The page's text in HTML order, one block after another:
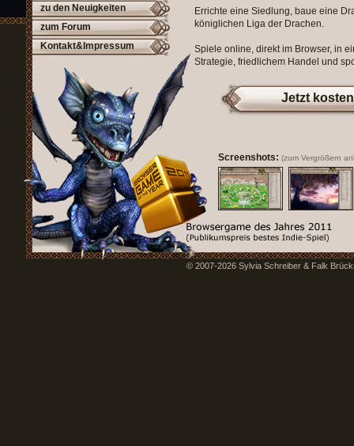
Errichte eine Siedlung, baue eine
königlichen Liga der Drachen.
Spiele online, direkt im Browser, in
Strategie, friedlichem Handel und
Screenshots: (zum Vergrößern
Jetzt
zu den Neuigkeiten
zum Forum
Kontakt&Impressum
© 2007-2026 Sylvia Schreiber & Falk